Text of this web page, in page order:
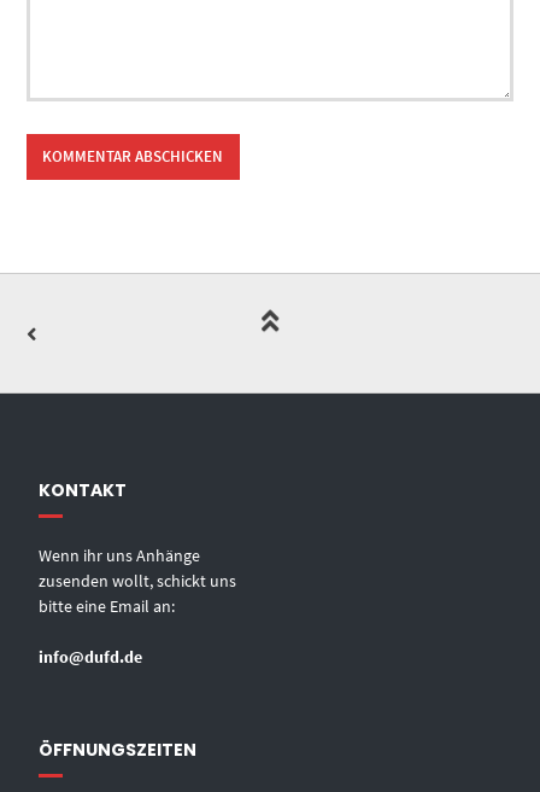
KONTAKT
Wenn ihr uns Anhänge
zusenden wollt, schickt uns
bitte eine Email an:
info@dufd.de
ÖFFNUNGSZEITEN